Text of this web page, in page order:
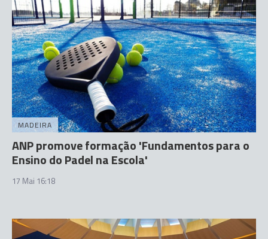
MADEIRA
ANP promove formação 'Fundamentos para o
Ensino do Padel na Escola'
17 Mai 16:18